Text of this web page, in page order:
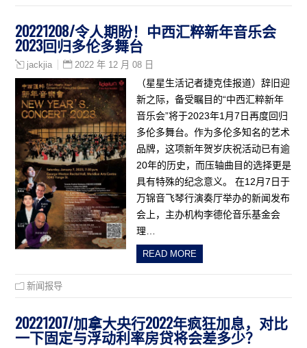
20221208/令人期盼！中西汇粹新年音乐会
2023回归多伦多舞台
jackjia 2022 年 12 月 08 日
（星星生活记者捷克佳报道）辞旧迎
新之际，备受瞩目的“中西汇粹新年
音乐会”将于2023年1月7日再度回归
多伦多舞台。作为多伦多知名的艺术
品牌，这项新年贺岁庆祝活动已有逾
20年的历史，而压轴曲目的选择更是
具有特殊的纪念意义。 在12月7日于
万锦音飞琴行演奏厅举办的新闻发布
会上，主办机构李德伦音乐基金会
理…
READ MORE
新闻报导
20221207/加拿大央行2022年疯狂加息，对比
一下固定与浮动利率房贷将会差多少？